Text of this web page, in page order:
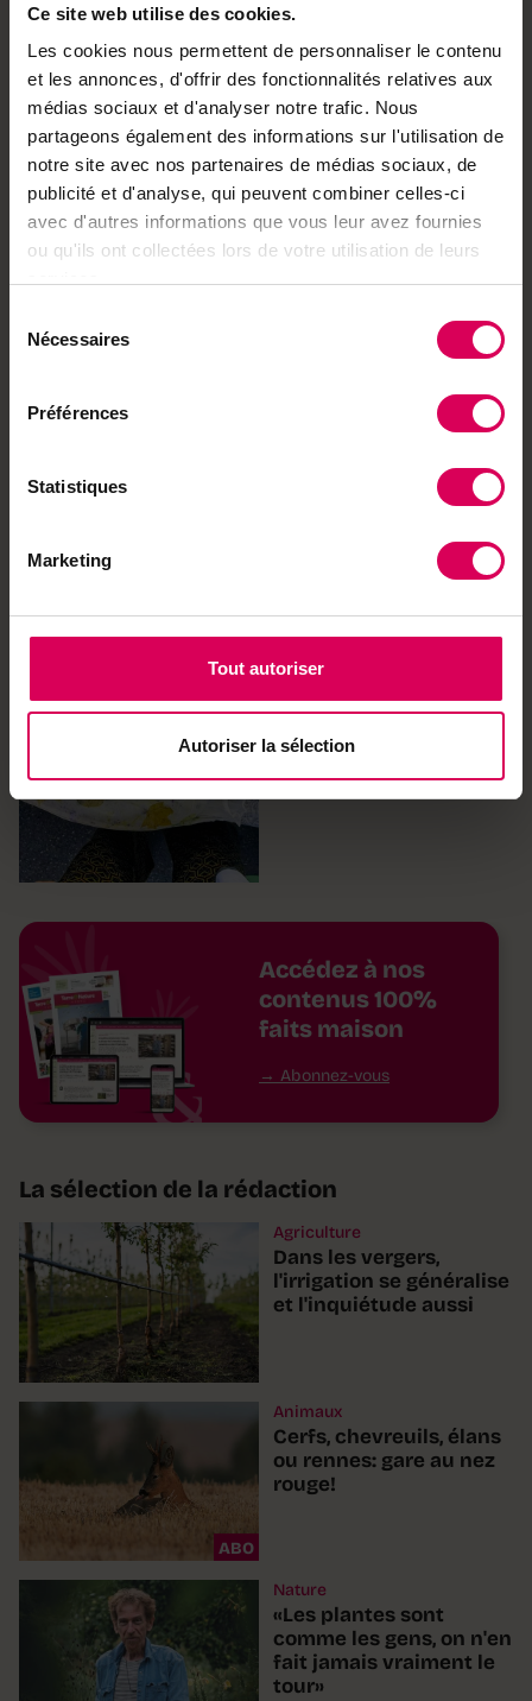
Ce site web utilise des cookies.
Les cookies nous permettent de personnaliser le contenu
et les annonces, d'offrir des fonctionnalités relatives aux
médias sociaux et d'analyser notre trafic. Nous
partageons également des informations sur l'utilisation de
notre site avec nos partenaires de médias sociaux, de
publicité et d'analyse, qui peuvent combiner celles-ci
avec d'autres informations que vous leur avez fournies
ou qu'ils ont collectées lors de votre utilisation de leurs
Nécessaires
Préférences
Statistiques
Marketing
Tout autoriser
Autoriser la sélection
Nature
«Les plantes sont
comme les gens, on n'en
fait jamais vraiment le
tour»
Agriculture
manque d'herbage
De la plante au tissu, les
Accédez à nos
contenus 100%
faits maison
Abonnez-vous
La sélection de la rédaction
Agriculture
Dans les vergers,
l'irrigation se généralise
et l'inquiétude aussi
ABO
Animaux
Cerfs, chevreuils, élans
ou rennes: gare au nez
rouge!
Nature
«Les plantes sont
comme les gens, on n'en
fait jamais vraiment le
tour»